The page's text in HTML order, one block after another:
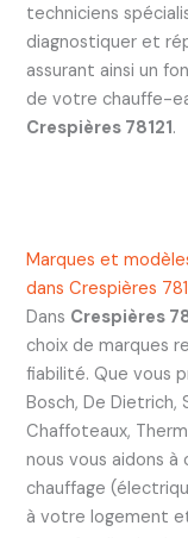
techniciens
diagnostiquer et
assurant ainsi un
de votre chauffe-
Crespières 78121.
Marques et
dans Crespières
Dans Crespières
choix de marques
fiabilité. Que vous
Bosch, De Dietrich,
Chaffoteaux,
nous vous aidons
chauffage
à votre logement